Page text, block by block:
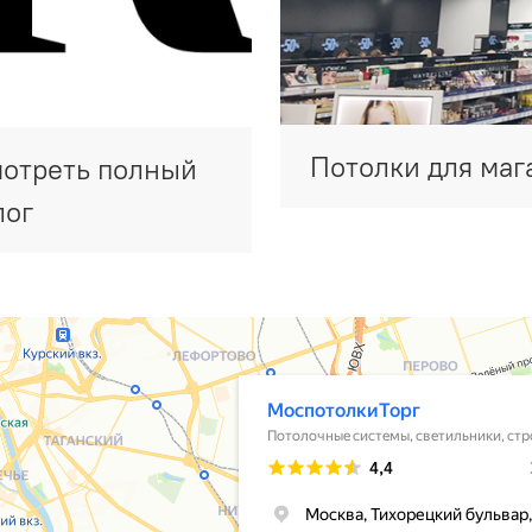
полный
Потолки для